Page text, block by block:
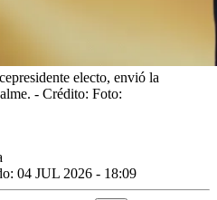
electo, envió la
- Crédito: Foto:
04 JUL 2026 - 18:09